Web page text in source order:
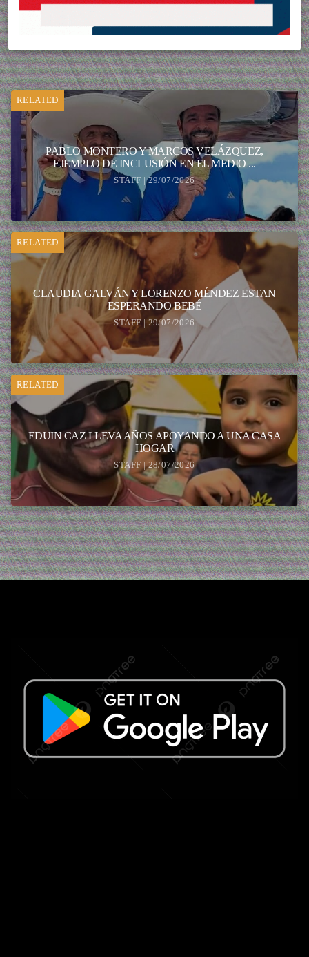
RELATED
PABLO MONTERO Y MARCOS VELÁZQUEZ,
EJEMPLO DE INCLUSIÓN EN EL MEDIO ...
STAFF | 29/07/2026
RELATED
CLAUDIA GALVÁN Y LORENZO MÉNDEZ ESTAN
ESPERANDO BEBÉ
STAFF | 29/07/2026
RELATED
EDUIN CAZ LLEVA AÑOS APOYANDO A UNA CASA
HOGAR
STAFF | 28/07/2026